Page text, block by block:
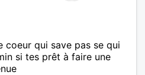
coeur qui save pas se qui
si tes prêt à faire une